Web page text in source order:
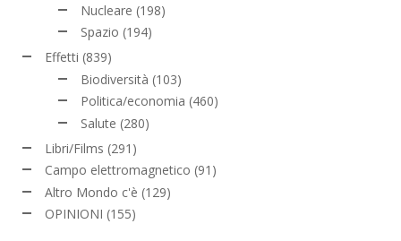
Nucleare (198)
Spazio (194)
Effetti (839)
Biodiversità (103)
Politica/economia (460)
Salute (280)
Libri/Films (291)
Campo elettromagnetico (91)
Altro Mondo c'è (129)
OPINIONI (155)